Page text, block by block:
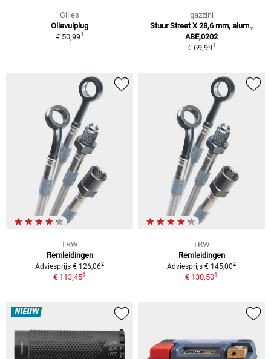
Gilles
Olievulplug
€ 50,991
gazzini
Stuur Street X 28,6 mm, alum.,
ABE,0202
€ 69,991
TRW
Remleidingen
Adviesprijs € 126,062
€ 113,451
TRW
Remleidingen
Adviesprijs € 145,002
€ 130,501
NIEUW